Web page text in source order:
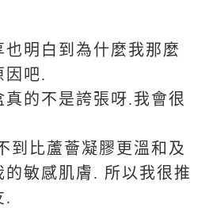
明白到為什麼我那麼
因吧.
真的不是誇張呀.我會很
到比蘆薈凝膠更溫和及
的敏感肌膚. 所以我很推
.